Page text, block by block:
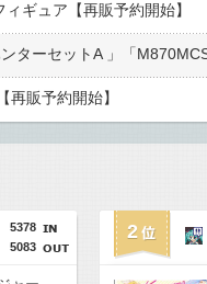
ギュア【再販予約開始】
再販予約開始】
5378
5083
2